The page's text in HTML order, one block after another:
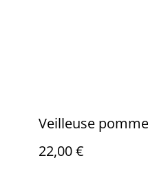
Veilleuse
22,00 €